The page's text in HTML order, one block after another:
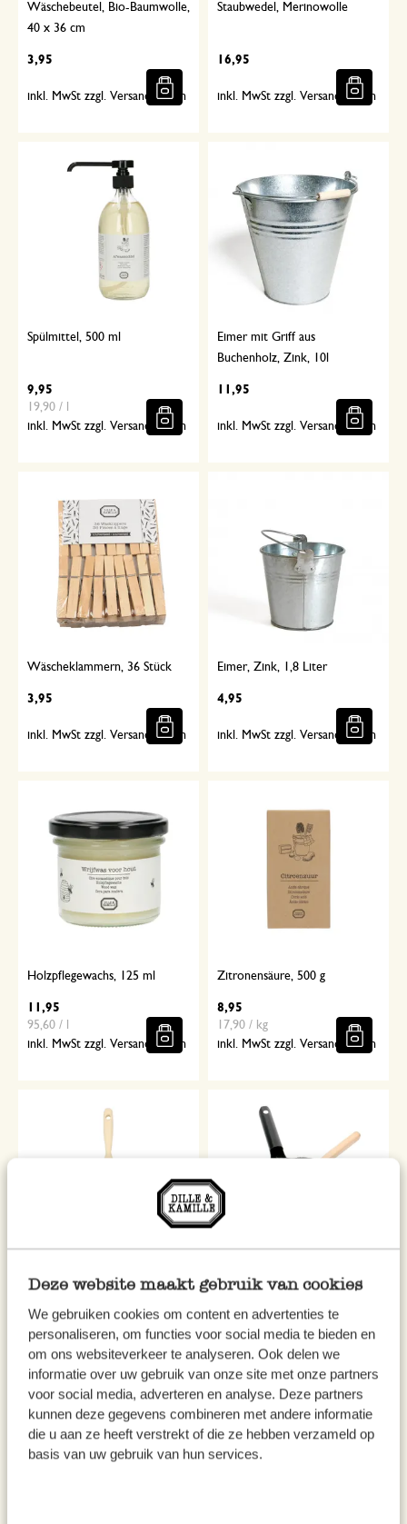
Deze website maakt gebruik van cookies
We gebruiken cookies om content en advertenties te
personaliseren, om functies voor social media te bieden en
om ons websiteverkeer te analyseren. Ook delen we
informatie over uw gebruik van onze site met onze partners
voor social media, adverteren en analyse. Deze partners
kunnen deze gegevens combineren met andere informatie
die u aan ze heeft verstrekt of die ze hebben verzameld op
basis van uw gebruik van hun services.
Wäschebeutel, Bio-Baumwolle,
40 x 36 cm
3,95
inkl. MwSt zzgl. Versandkosten
Staubwedel, Merinowolle
16,95
inkl. MwSt zzgl. Versandkosten
Spülmittel, 500 ml
9,95
19,90 / l
inkl. MwSt zzgl. Versandkosten
Eimer mit Griff aus
Buchenholz, Zink, 10l
11,95
inkl. MwSt zzgl. Versandkosten
Wäscheklammern, 36 Stück
3,95
inkl. MwSt zzgl. Versandkosten
Eimer, Zink, 1,8 Liter
4,95
inkl. MwSt zzgl. Versandkosten
Holzpflegewachs, 125 ml
11,95
95,60 / l
inkl. MwSt zzgl. Versandkosten
Zitronensäure, 500 g
8,95
17,90 / kg
inkl. MwSt zzgl. Versandkosten
Gläserbürste, Buchenholz und
Tampico-Faser
5,95
inkl. MwSt zzgl. Versandkosten
Handfeger und Fegeblech, Set,
Metall, Buchenholz und
Pflanzenfasern
28,95
inkl. MwSt zzgl. Versandkosten